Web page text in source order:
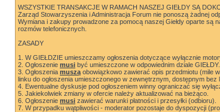
WSZYSTKIE TRANSAKCJE W RAMACH NASZEJ GIEŁDY SĄ
Zarząd Stowarzyszenia i Administracja Forum nie ponoszą żadnej
Wymiana i zakupy prowadzone za pomocą naszej Giełdy oparte
rozmów telefonicznych.
ZASADY
1. W GIEŁDZIE umieszczamy ogłoszenia dotyczące wyłącznie
2. Ogłoszenie musi być umieszczone w odpowiednim dziale GIEŁDY.
3. Ogłoszenia muszą obowiązkowo zawierać opis przedmiotu (mile
linku do ogłoszenia umieszczonego w zewnętrznym, dostępnym bez
4. Ewentualne dyskusje pod ogłoszeniem winny ograniczać się
5. Jakiekolwiek zmiany w ofercie należy aktualizować na bieżąco.
6. Ogłoszenie musi zawierać warunki płatności i przesyłki (odbioru).
7. W przypadku wątpliwości - moderator pozostaje do dyspozycji